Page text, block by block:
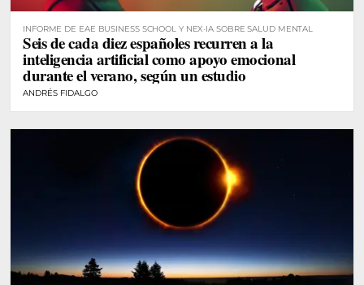
INFORME DE EAE BUSINESS SCHOOL Y NEX·IA SOBRE SALUD MENTAL
Seis de cada diez españoles recurren a la
inteligencia artificial como apoyo emocional
durante el verano, según un estudio
ANDRÉS FIDALGO